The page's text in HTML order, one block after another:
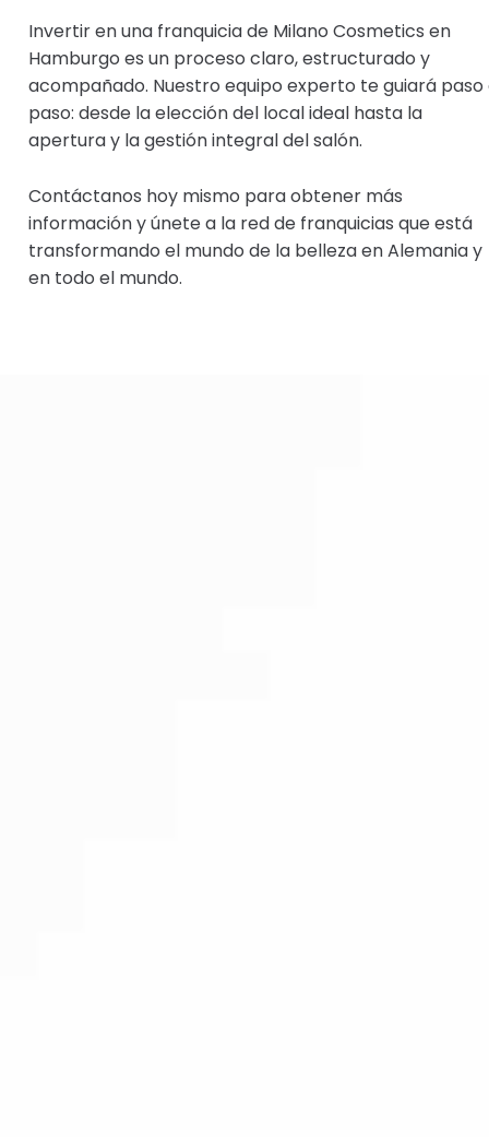
Invertir en una franquicia de Milano Cosmetics en
Hamburgo es un proceso claro, estructurado y
acompañado. Nuestro equipo experto te guiará paso
paso: desde la elección del local ideal hasta la
apertura y la gestión integral del salón.
Contáctanos hoy mismo para obtener más
información y únete a la red de franquicias que está
transformando el mundo de la belleza en Alemania y
en todo el mundo.